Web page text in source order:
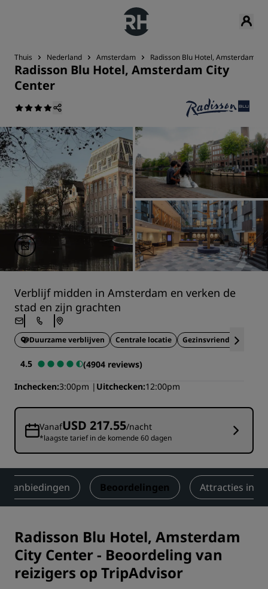
Thuis Nederland Amsterdam Radisson Blu Hotel, Amsterdam
Radisson Blu Hotel, Amsterdam City
Center
Verblijf midden in Amsterdam en verken de
stad en zijn grachten
Duurzame verblijven Centrale locatie Gezinsvriendelijk
4.5
(4904 reviews)
Inchecken 3:00pm Uitchecken 12:00pm
VanafUSD 217.55/nacht
*laagste tarief in de komende 60 dagen
Aanbiedingen Beoordelingen Attracties in
Radisson Blu Hotel, Amsterdam
City Center- Beoordeling van
reizigers op TripAdvisor